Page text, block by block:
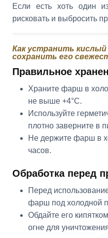
Если есть хоть один
рисковать и выбросить
Как устранить
сохранить его
Правильное
Храните фарш в
не выше +4°C.
Используйте
плотно заверните в
Не держите фарш в
часов.
Обработка перед
Перед
фарш под холодной
Обдайте его
огне для